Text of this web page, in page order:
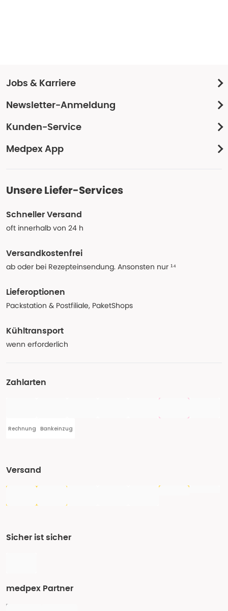
Jobs & Karriere
Newsletter-Anmeldung
Kunden-Service
Medpex App
Unsere Liefer-Services
Schneller Versand
oft innerhalb von 24 h
Versandkostenfrei
ab oder bei Rezepteinsendung. Ansonsten nur ¹⁴
Lieferoptionen
Packstation & Postfiliale, PaketShops
Kühltransport
wenn erforderlich
Zahlarten
Rechnung Bankeinzug
Versand
Sicher ist sicher
medpex Partner